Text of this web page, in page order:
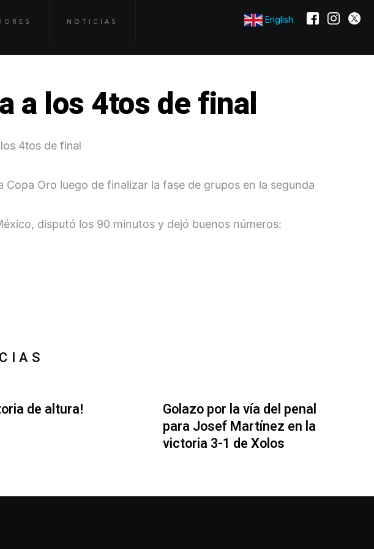
NOTICIAS English
a los 4tos de final
Oro luego de finalizar la fase de grupos en la segunda
disputó los 90 minutos y dejó buenos números:
de altura!
Golazo por la vía del penal
para Josef Martínez en la
victoria 3-1 de Xolos